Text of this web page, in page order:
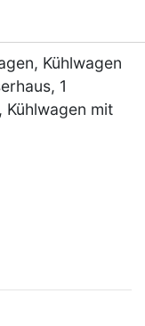
Kühlwagen
1
Kühlwagen mit